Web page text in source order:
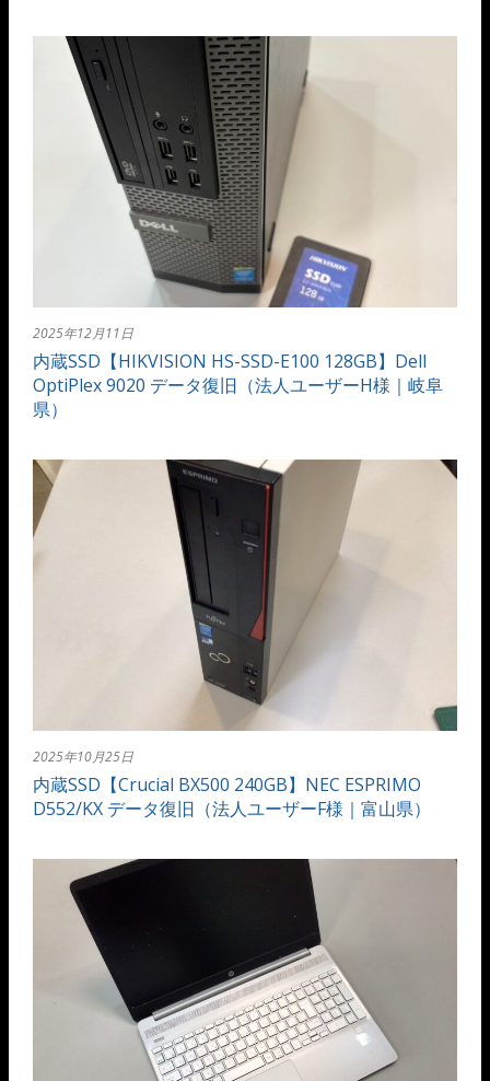
2025年12月11日
内蔵SSD【HIKVISION HS-SSD-E100 128GB】Dell
OptiPlex 9020 データ復旧（法人ユーザーH様｜岐阜
県）
2025年10月25日
内蔵SSD【Crucial BX500 240GB】NEC ESPRIMO
D552/KX データ復旧（法人ユーザーF様｜富山県）